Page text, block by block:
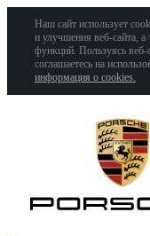
Наш сайт использует
и улучшения веб-сайта, а
функций. Пользуясь
соглашаетесь на
информация о cookies.